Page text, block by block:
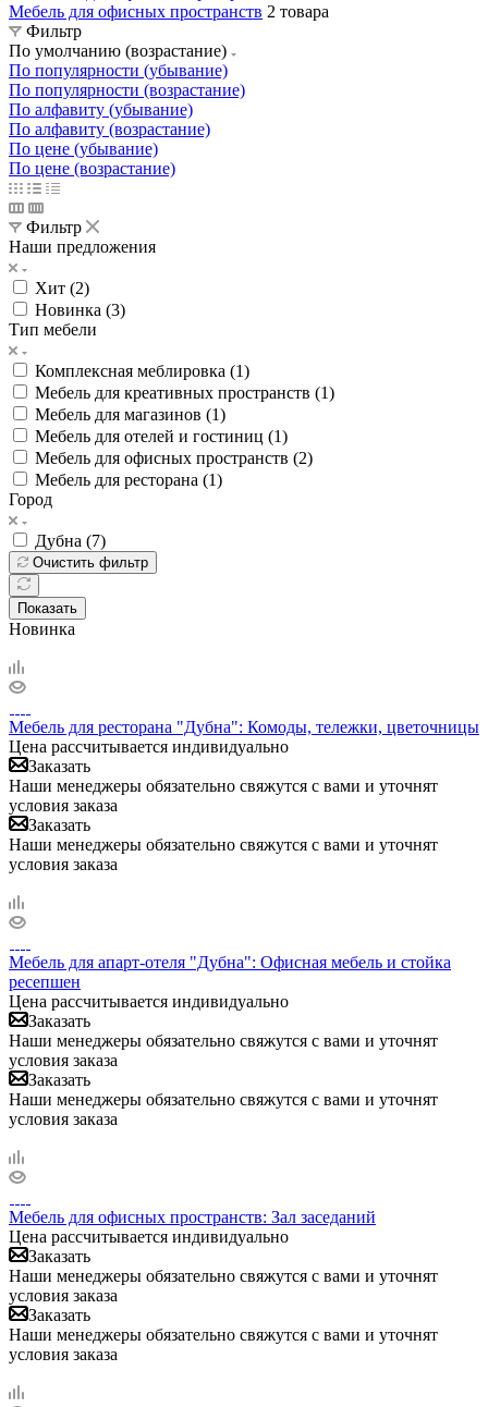
Мебель для офисных пространств 2 товара
Фильтр
По умолчанию (возрастание)
По популярности (убывание)
По популярности (возрастание)
По алфавиту (убывание)
По алфавиту (возрастание)
По цене (убывание)
По цене (возрастание)
Фильтр
Наши предложения
Хит (2)
Новинка (3)
Тип мебели
Комплексная меблировка (1)
Мебель для креативных пространств (1)
Мебель для магазинов (1)
Мебель для отелей и гостиниц (1)
Мебель для офисных пространств (2)
Мебель для ресторана (1)
Город
Дубна (7)
Очистить фильтр
Показать
Новинка
Мебель для ресторана "Дубна": Комоды, тележки, цветочницы
Цена рассчитывается индивидуально
Заказать
Наши менеджеры обязательно свяжутся с вами и уточнят
условия заказа
Заказать
Наши менеджеры обязательно свяжутся с вами и уточнят
условия заказа
Мебель для апарт-отеля "Дубна": Офисная мебель и стойка
ресепшен
Цена рассчитывается индивидуально
Заказать
Наши менеджеры обязательно свяжутся с вами и уточнят
условия заказа
Заказать
Наши менеджеры обязательно свяжутся с вами и уточнят
условия заказа
Мебель для офисных пространств: Зал заседаний
Цена рассчитывается индивидуально
Заказать
Наши менеджеры обязательно свяжутся с вами и уточнят
условия заказа
Заказать
Наши менеджеры обязательно свяжутся с вами и уточнят
условия заказа